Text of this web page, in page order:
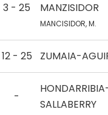
3 - 25
MANZISIDOR
MANCISIDOR, M.
12 - 25 ZUMAIA-
-
SALLABERRY